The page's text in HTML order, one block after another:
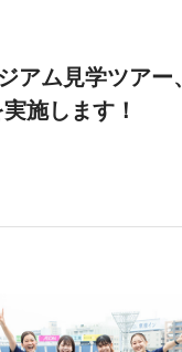
アム見学ツアー
施します！